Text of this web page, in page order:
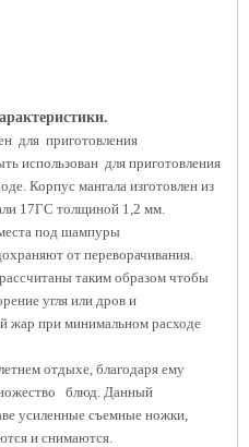
для приготовления
использован для приготовления
Корпус мангала изготовлен из
17ГС толщиной 1,2 мм.
под шампуры
от переворачивания.
таким образом чтобы
угля или дров и
жар при минимальном расходе
отдыхе, благодаря ему
блюд. Данный
усиленные съемные ножки,
и снимаются.